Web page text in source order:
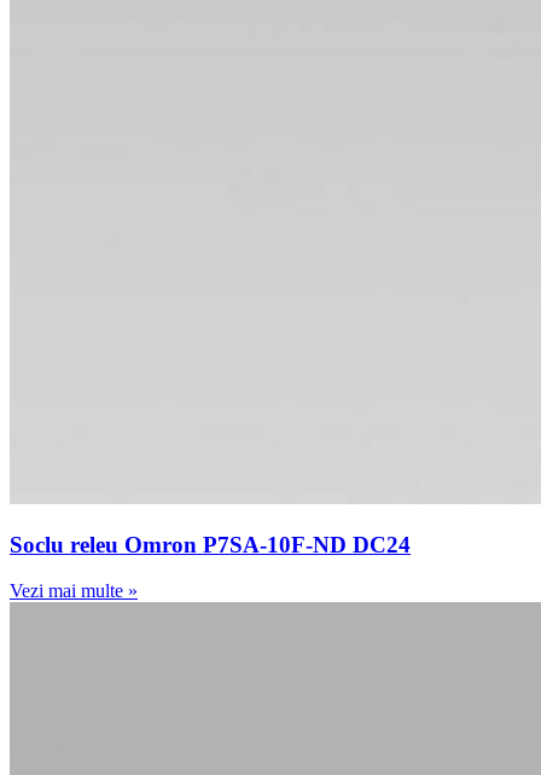
Soclu releu Omron P7SA-10F-ND DC24
Vezi mai multe »